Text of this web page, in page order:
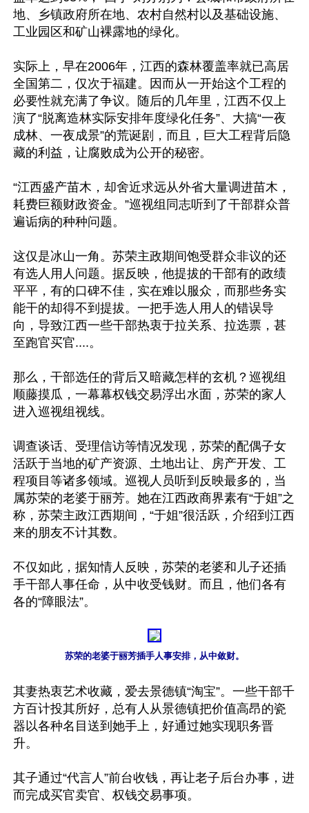
地、乡镇政府所在地、农村自然村以及基础设施、
工业园区和矿山裸露地的绿化。
实际上，早在2006年，江西的森林覆盖率就已高居
全国第二，仅次于福建。因而从一开始这个工程的
必要性就充满了争议。随后的几年里，江西不仅上
演了“脱离造林实际安排年度绿化任务”、大搞“一夜
成林、一夜成景”的荒诞剧，而且，巨大工程背后隐
藏的利益，让腐败成为公开的秘密。
“江西盛产苗木，却舍近求远从外省大量调进苗木，
耗费巨额财政资金。”巡视组同志听到了干部群众普
遍诟病的种种问题。
这仅是冰山一角。苏荣主政期间饱受群众非议的还
有选人用人问题。据反映，他提拔的干部有的政绩
平平，有的口碑不佳，实在难以服众，而那些务实
能干的却得不到提拔。一把手选人用人的错误导
向，导致江西一些干部热衷于拉关系、拉选票，甚
至跑官买官....。
那么，干部选任的背后又暗藏怎样的玄机？巡视组
顺藤摸瓜，一幕幕权钱交易浮出水面，苏荣的家人
进入巡视组视线。
调查谈话、受理信访等情况发现，苏荣的配偶子女
活跃于当地的矿产资源、土地出让、房产开发、工
程项目等诸多领域。巡视人员听到反映最多的，当
属苏荣的老婆于丽芳。她在江西政商界素有“于姐”之
称，苏荣主政江西期间，“于姐”很活跃，介绍到江西
来的朋友不计其数。
不仅如此，据知情人反映，苏荣的老婆和儿子还插
手干部人事任命，从中收受钱财。而且，他们各有
各的“障眼法”。
苏荣的老婆于丽芳插手人事安排，从中敛财。
其妻热衷艺术收藏，爱去景德镇“淘宝”。一些干部千
方百计投其所好，总有人从景德镇把价值高昂的瓷
器以各种名目送到她手上，好通过她实现职务晋
升。
其子通过“代言人”前台收钱，再让老子后台办事，进
而完成买官卖官、权钱交易事项。